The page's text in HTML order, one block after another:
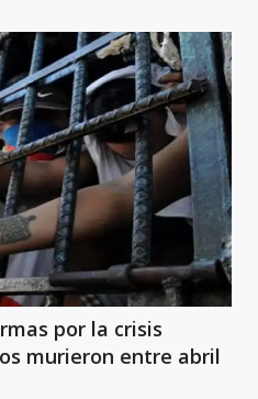
por la crisis
murieron entre abril